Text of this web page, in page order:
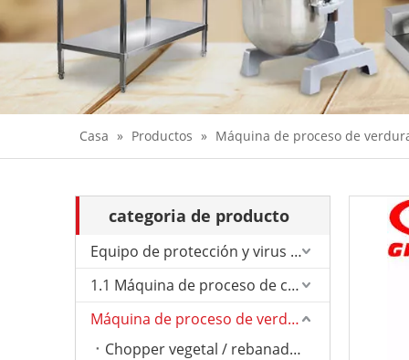
Casa » Productos » Máquina de proceso de
categoria de producto
Equipo de protección y virus de Corona.
1.1 Máquina de proceso de carne
Máquina de proceso de verduras
Chopper vegetal / rebanador